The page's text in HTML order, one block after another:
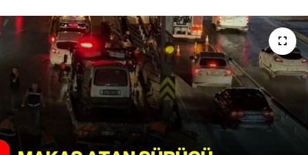
SPOR
11:11 MANŞET